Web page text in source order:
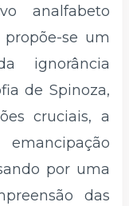
analfabeto
se um
ignorância
de Spinoza,
cruciais, a
por uma
das